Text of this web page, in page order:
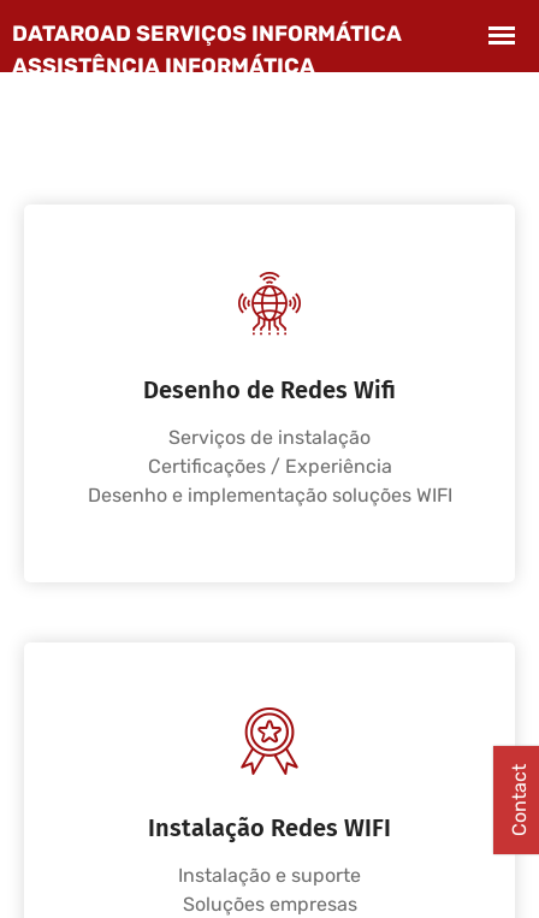
Desenho de Redes Wifi
Serviços de instalação
Certificações / Experiência
Desenho e implementação soluções WIFI
Instalação Redes WIFI
Instalação e suporte
Soluções empresas
Contact